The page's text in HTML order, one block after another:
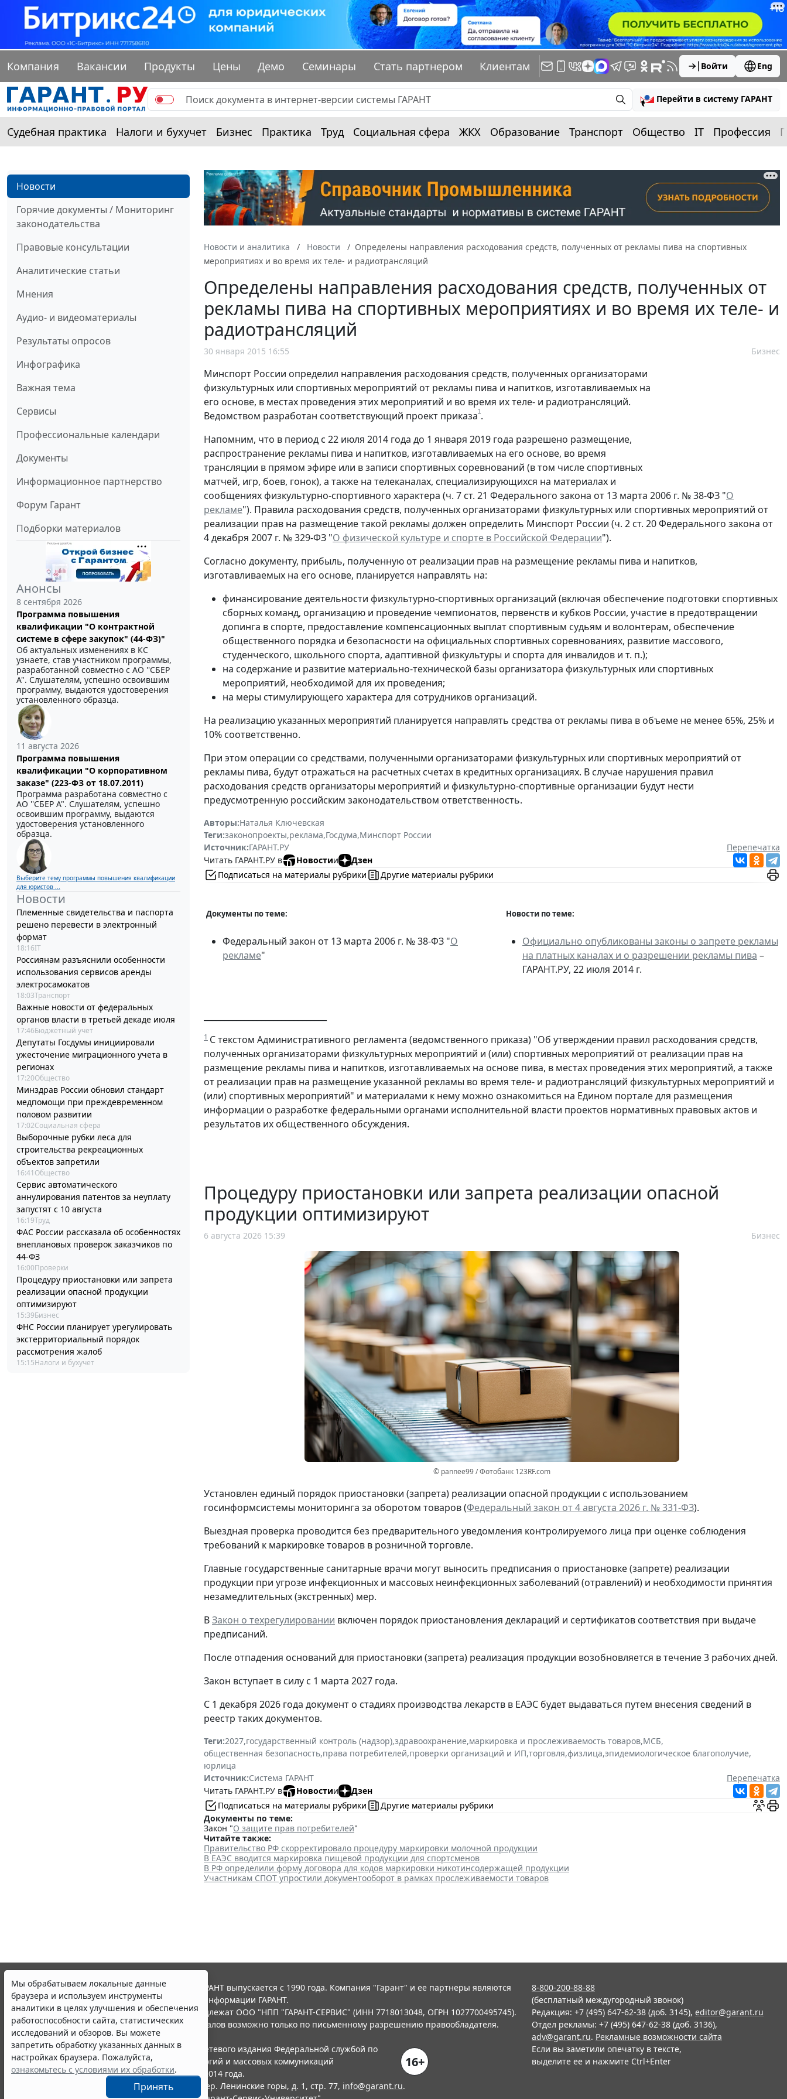
Компания Вакансии Продукты Цены Демо Семинары Стать партнером Клиентам Войти Eng
Перейти в систему ГАРАНТ
Судебная практика Налоги и бухучет Бизнес Практика Труд Социальная сфера ЖКХ Образование Транспорт Общество IT Профессия
Новости
Горячие документы / Мониторинг
законодательства
Правовые консультации
Аналитические статьи
Мнения
Аудио- и видеоматериалы
Результаты опросов
Инфографика
Важная тема
Сервисы
Профессиональные календари
Документы
Информационное партнерство
Форум Гарант
Подборки материалов
Анонсы
8 сентября 2026
Программа повышения
квалификации "О контрактной
системе в сфере закупок" (44-ФЗ)"
Об актуальных изменениях в КС
узнаете, став участником программы,
разработанной совместно с АО ''СБЕР
А". Слушателям, успешно освоившим
программу, выдаются удостоверения
установленного образца.
11 августа 2026
Программа повышения
квалификации "О корпоративном
заказе" (223-ФЗ от 18.07.2011)
Программа разработана совместно с
АО ''СБЕР А". Слушателям, успешно
освоившим программу, выдаются
удостоверения установленного
образца.
Выберите тему программы повышения квалификации
для юристов ...
Новости
Племенные свидетельства и паспорта
решено перевести в электронный
формат
18:16IT
Россиянам разъяснили особенности
использования сервисов аренды
электросамокатов
18:03Транспорт
Важные новости от федеральных
органов власти в третьей декаде июля
17:46Бюджетный учет
Депутаты Госдумы инициировали
ужесточение миграционного учета в
регионах
17:20Общество
Минздрав России обновил стандарт
медпомощи при преждевременном
половом развитии
17:02Социальная сфера
Выборочные рубки леса для
строительства рекреационных
объектов запретили
16:41 Общество
Сервис автоматического
аннулирования патентов за неуплату
запустят с 10 августа
16:19Труд
ФАС России рассказала об особенностях
внеплановых проверок заказчиков по
44-ФЗ
16:00Проверки
Процедуру приостановки или запрета
реализации опасной продукции
оптимизируют
15:39Бизнес
ФНС России планирует урегулировать
экстерриториальный порядок
рассмотрения жалоб
15:15Налоги и бухучет
Новости и аналитика Новости
Определены направления расходования средств, полученных от рекламы пива на спортивных
мероприятиях и во время их теле- и радиотрансляций
Определены направления расходования средств, полученных от
рекламы пива на спортивных мероприятиях и во время их теле- и
радиотрансляций
30 января 2015 16:55 Бизнес
Минспорт России определил направления расходования средств, полученных организаторами
физкультурных или спортивных мероприятий от рекламы пива и напитков, изготавливаемых на
его основе, в местах проведения этих мероприятий и во время их теле- и радиотрансляций.
Ведомством разработан соответствующий проект приказа1.
Напомним, что в период с 22 июля 2014 года до 1 января 2019 года разрешено размещение,
распространение рекламы пива и напитков, изготавливаемых на его основе, во время
трансляции в прямом эфире или в записи спортивных соревнований (в том числе спортивных
матчей, игр, боев, гонок), а также на телеканалах, специализирующихся на материалах и
сообщениях физкультурно-спортивного характера (ч. 7 ст. 21 Федерального закона от 13 марта 2006 г. № 38-ФЗ "О
рекламе"). Правила расходования средств, полученных организаторами физкультурных или спортивных мероприятий от
реализации прав на размещение такой рекламы должен определить Минспорт России (ч. 2 ст. 20 Федерального закона от
4 декабря 2007 г. № 329-ФЗ "О физической культуре и спорте в Российской Федерации").
Согласно документу, прибыль, полученную от реализации прав на размещение рекламы пива и напитков,
изготавливаемых на его основе, планируется направлять на:
финансирование деятельности физкультурно-спортивных организаций (включая обеспечение подготовки спортивных
сборных команд, организацию и проведение чемпионатов, первенств и кубков России, участие в предотвращении
допинга в спорте, предоставление компенсационных выплат спортивным судьям и волонтерам, обеспечение
общественного порядка и безопасности на официальных спортивных соревнованиях, развитие массового,
студенческого, школьного спорта, адаптивной физкультуры и спорта для инвалидов и т. п.);
на содержание и развитие материально-технической базы организатора физкультурных или спортивных
мероприятий, необходимой для их проведения;
на меры стимулирующего характера для сотрудников организаций.
На реализацию указанных мероприятий планируется направлять средства от рекламы пива в объеме не менее 65%, 25% и
10% соответственно.
При этом операции со средствами, полученными организаторами физкультурных или спортивных мероприятий от
рекламы пива, будут отражаться на расчетных счетах в кредитных организациях. В случае нарушения правил
расходования средств организаторы мероприятий и физкультурно-спортивные организации будут нести
предусмотренную российским законодательством ответственность.
Авторы:Наталья Ключевская
Теги:законопроекты,реклама,Госдума,Минспорт России
Источник:ГАРАНТ.РУ
Перепечатка
Читать ГАРАНТ.РУ в
Новостии
Дзен
Подписаться на материалы рубрики
Другие материалы рубрики
Документы по теме: Новости по теме:
Федеральный закон от 13 марта 2006 г. № 38-ФЗ "О
рекламе"
Официально опубликованы законы о запрете рекламы
на платных каналах и о разрешении рекламы пива –
ГАРАНТ.РУ, 22 июля 2014 г.
1 С текстом Административного регламента (ведомственного приказа) "Об утверждении правил расходования средств,
полученных организаторами физкультурных мероприятий и (или) спортивных мероприятий от реализации прав на
размещение рекламы пива и напитков, изготавливаемых на основе пива, в местах проведения этих мероприятий, а также
от реализации прав на размещение указанной рекламы во время теле- и радиотрансляций физкультурных мероприятий и
(или) спортивных мероприятий" и материалами к нему можно ознакомиться на Едином портале для размещения
информации о разработке федеральными органами исполнительной власти проектов нормативных правовых актов и
результатов их общественного обсуждения.
Процедуру приостановки или запрета реализации опасной
продукции оптимизируют
6 августа 2026 15:39 Бизнес
© pannee99 / Фотобанк 123RF.com
Установлен единый порядок приостановки (запрета) реализации опасной продукции с использованием
госинформсистемы мониторинга за оборотом товаров (Федеральный закон от 4 августа 2026 г. № 331-ФЗ).
Выездная проверка проводится без предварительного уведомления контролируемого лица при оценке соблюдения
требований к маркировке товаров в розничной торговле.
Главные государственные санитарные врачи могут выносить предписания о приостановке (запрете) реализации
продукции при угрозе инфекционных и массовых неинфекционных заболеваний (отравлений) и необходимости принятия
незамедлительных (экстренных) мер.
ВЗакон о техрегулировании включен порядок приостановления деклараций и сертификатов соответствия при выдаче
предписаний.
После отпадения оснований для приостановки (запрета) реализация продукции возобновляется в течение 3 рабочих дней.
Закон вступает в силу с 1 марта 2027 года.
С 1 декабря 2026 года документ о стадиях производства лекарств в ЕАЭС будет выдаваться путем внесения сведений в
реестр таких документов.
Теги:2027,государственный контроль (надзор),здравоохранение,маркировка и прослеживаемость товаров,МСБ,
общественная безопасность,права потребителей,проверки организаций и ИП,торговля,физлица,эпидемиологическое благополучие,
юрлица
Источник:Система ГАРАНТ
Перепечатка
Читать ГАРАНТ.РУ в
Новостии
Дзен
Подписаться на материалы рубрики
Другие материалы рубрики
Документы по теме:
Закон "О защите прав потребителей"
Читайте также:
Правительство РФ скорректировало процедуру маркировки молочной продукции
В ЕАЭС вводится маркировка пищевой продукции для спортсменов
В РФ определили форму договора для кодов маркировки никотинсодержащей продукции
Участникам СПОТ упростили документооборот в рамках прослеживаемости товаров
Мы обрабатываем локальные данные
браузера и используем инструменты
аналитики в целях улучшения и обеспечения
работоспособности сайта, статистических
исследований и обзоров. Вы можете
запретить обработку указанных данных в
настройках браузера. Пожалуйста,
ознакомьтесь с условиями их обработки.
Принять
© ООО "НПП "ГАРАНТ-СЕРВИС", 2026. Система ГАРАНТ выпускается с 1990 года. Компания "Гарант" и ее партнеры являются
участниками Российской ассоциации правовой информации ГАРАНТ.
Все права на материалы сайта ГАРАНТ.РУ принадлежат ООО "НПП "ГАРАНТ-СЕРВИС" (ИНН 7718013048, ОГРН 1027700495745).
Полное или частичное воспроизведение материалов возможно только по письменному разрешению правообладателя.
Правила использования портала.
Портал ГАРАНТ.РУ зарегистрирован в качестве сетевого издания Федеральной службой по
надзору в сфере связи,информационных технологий и массовых коммуникаций
(Роскомнадзором), Эл № ФС77-58365 от 18 июня 2014 года.
16+
ООО "НПП "ГАРАНТ-СЕРВИС", 119234, г. Москва, тер. Ленинские горы, д. 1, стр. 77, info@garant.ru.
8-800-200-88-88
(бесплатный междугородный звонок)
Редакция: +7 (495) 647-62-38 (доб. 3145), editor@garant.ru
Отдел рекламы: +7 (495) 647-62-38 (доб. 3136),
adv@garant.ru. Рекламные возможности сайта
Если вы заметили опечатку в тексте,
выделите ее и нажмите Ctrl+Enter